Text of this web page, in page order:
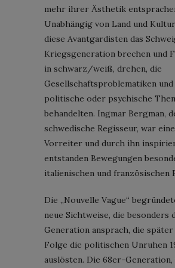
mehr ihrer Ästhetik
Unabhängig von Land und
diese Avantgardisten das
Kriegsgeneration brechen und
in schwarz/weiß, drehen, die
Gesellschaftsproblematiken und
politische oder psychische
behandelten. Ingmar Bergman,
schwedische Regisseur, war
Vorreiter und durch ihn
entstanden Bewegungen
italienischen und französischen
Die „Nouvelle Vague“
neue Sichtweise, die besonders
Generation ansprach, die
Folge die politischen Unruhen
auslösten. Die 68er-Generation,